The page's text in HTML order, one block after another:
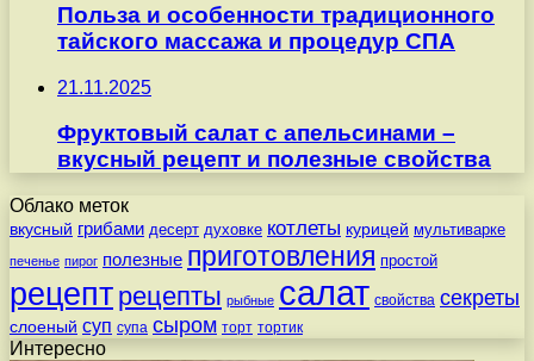
Польза и особенности традиционного
тайского массажа и процедур СПА
21.11.2025
Фруктовый салат с апельсинами –
вкусный рецепт и полезные свойства
Облако меток
вкусный грибами десерт духовке котлеты курицей мультиварке
печенье пирог полезные приготовления простой
рецепт рецепты рыбные салат свойства секреты
слоеный суп супа сыром торт тортик
Интересно